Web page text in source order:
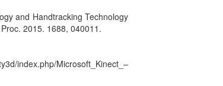
and Handtracking Technology
2015. 1688, 040011.
index.php/Microsoft_Kinect_–